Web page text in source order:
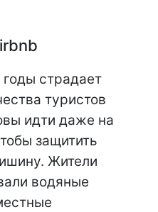
страдает
туристов
идти даже на
защитить
Жители
водяные